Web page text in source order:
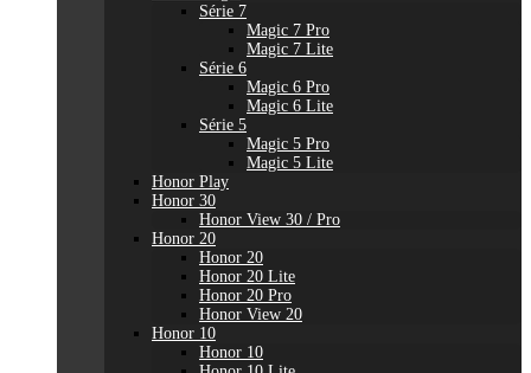
Série 7
Magic 7 Pro
Magic 7 Lite
Série 6
Magic 6 Pro
Magic 6 Lite
Série 5
Magic 5 Pro
Magic 5 Lite
Honor Play
Honor 30
Honor View 30 / Pro
Honor 20
Honor 20
Honor 20 Lite
Honor 20 Pro
Honor View 20
Honor 10
Honor 10